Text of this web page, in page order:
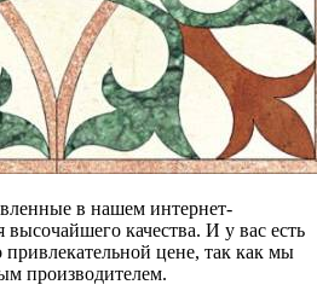
в нашем интернет-
высочайшего качества. И у вас есть
цене, так как мы
производителем.